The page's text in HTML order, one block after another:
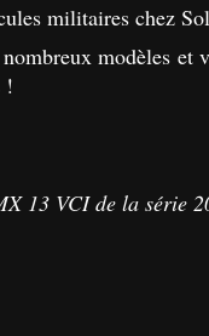
militaires chez
modèles
!
13 VCI de la série